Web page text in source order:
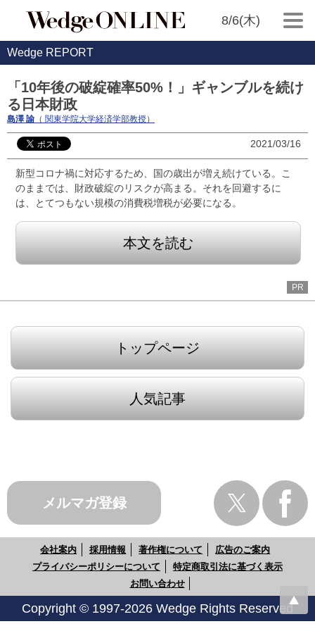
8/6(木)
Wedge REPORT
「10年後の破綻確率50%！」ギャンブルを続け
る日本財政
島澤 諭 （ 関東学院大学経済学部教授）
2021/03/16
新型コロナ禍に対応するため、国の歳出が増え続けている。こ
のままでは、財政破綻のリスクが高まる。それを回避するに
は、とてつもない規模の消費税増税が必要になる。
本文を読む
PR
トップページ
人気記事
メルマガ登録
会社案内 採用情報 著作権について
広告のご案内
プライバシーポリシーについて
特定商取引法に基づく表示
お問い合わせ
Copyright © 1997-2026 Wedge Rights Reserved